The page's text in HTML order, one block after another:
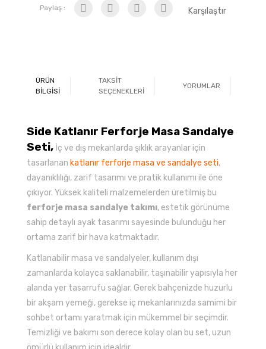
Paylaş : Karşılaştır
ÜRÜN
BİLGİSİ
TAKSİT
SEÇENEKLERİ
YORUMLAR
Side Katlanır Ferforje Masa Sandalye
Seti, İç ve dış mekanlarda şıklık arayanlar için
tasarlanan katlanır ferforje masa ve sandalye seti,
dayanıklılığı, zarif tasarımı ve pratik kullanımı ile öne
çıkıyor. Yüksek kaliteli malzemelerden üretilmiş bu
ferforje masa sandalye takımı, estetik görünüme
sahip detaylı ayak tasarımı sayesinde bulunduğu her
ortama zarif bir hava katmaktadır.
Katlanabilir masa ve sandalyeler, kullanım dışı
zamanlarda kolayca saklanabilir, taşınabilir yapısıyla her
alanda yer tasarrufu sağlar. Gerek bahçenizde huzurlu
bir akşam yemeği, gerekse iç mekanlarınızda samimi bir
sohbet ortamı yaratmak için mükemmel bir seçimdir.
Temizliği ve bakımı son derece kolay olan bu set, uzun